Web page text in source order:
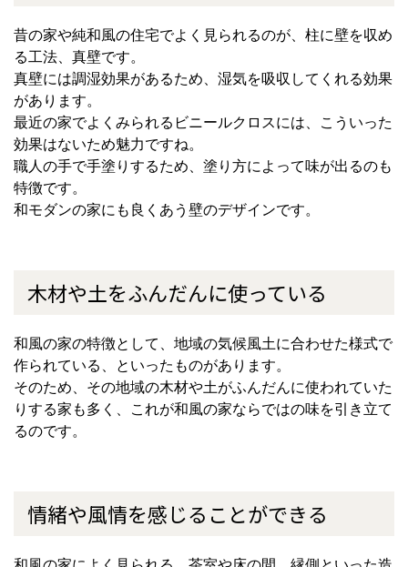
昔の家や純和風の住宅でよく見られるのが、柱に壁を収め
る工法、真壁です。
真壁には調湿効果があるため、湿気を吸収してくれる効果
があります。
最近の家でよくみられるビニールクロスには、こういった
効果はないため魅力ですね。
職人の手で手塗りするため、塗り方によって味が出るのも
特徴です。
和モダンの家にも良くあう壁のデザインです。
木材や土をふんだんに使っている
和風の家の特徴として、地域の気候風土に合わせた様式で
作られている、といったものがあります。
そのため、その地域の木材や土がふんだんに使われていた
りする家も多く、これが和風の家ならではの味を引き立て
るのです。
情緒や風情を感じることができる